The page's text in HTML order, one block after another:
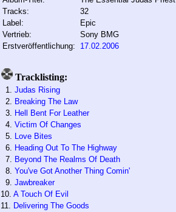
Tracks:
32
Label:
Epic
Vertrieb:
Sony BMG
Erstveröffentlichung:
17.02.2006
Tracklisting:
1. Judas Rising
2. Breaking The Law
3. Hell Bent For Leather
4. Victim Of Changes
5. Love Bites
6. Heading Out To The Highway
7. Beyond The Realms Of Death
8. You've Got Another Thing Comin'
9. Jawbreaker
10. A Touch Of Evil
11. Delivering The Goods